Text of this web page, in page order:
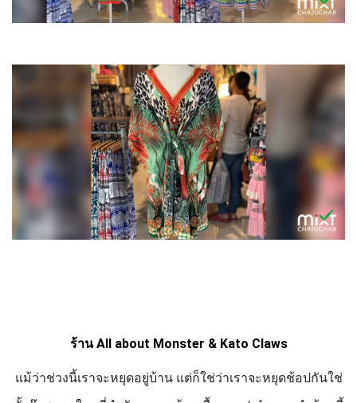
ร้านAll about Monster & Kato Claws
แม้ว่าช่วงนี้เราจะหยุดอยู่บ้าน แต่ก็ใช่ว่าเราจะหยุดช้อปกันใช่